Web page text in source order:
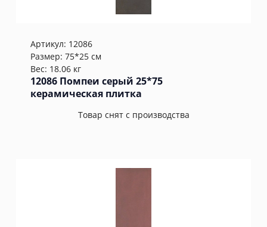
Артикул: 12086
Размер: 75*25 см
Вес: 18.06 кг
12086 Помпеи серый 25*75
керамическая плитка
Товар снят с производства